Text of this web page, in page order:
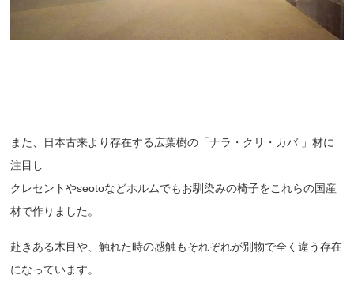
また、日本古来より存在する広葉樹の「ナラ・クリ・カバ 」材に
注目し
クレセントやseotoなどホルムでもお馴染みの椅子をこれらの国産
材で作りました。
赴きある木目や、触れた時の感触もそれぞれが別物で全く違う存在
になっています。